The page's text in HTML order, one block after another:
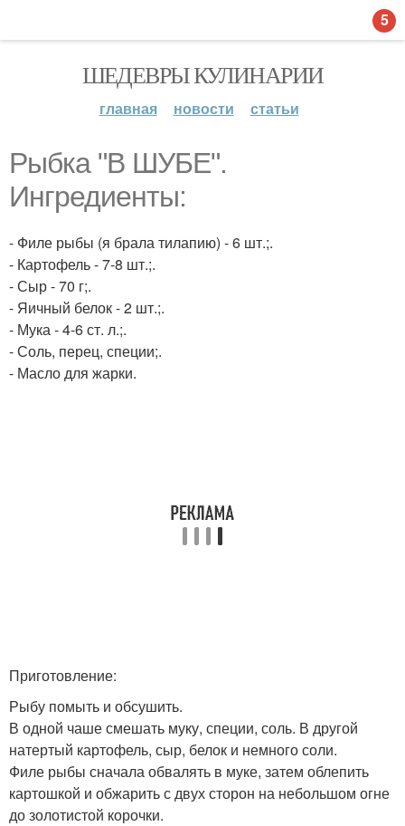
ШЕДЕВРЫ КУЛИНАРИИ
главная новости статьи
Рыбка "В ШУБЕ".
Ингредиенты:
- Филе рыбы (я брала тилапию) - 6 шт.;.
- Картофель - 7-8 шт.;.
- Сыр - 70 г;.
- Яичный белок - 2 шт.;.
- Мука - 4-6 ст. л.;.
- Соль, перец, специи;.
- Масло для жарки.
Приготовление:
Рыбу помыть и обсушить.
В одной чаше смешать муку, специи, соль. В другой
натертый картофель, сыр, белок и немного соли.
Филе рыбы сначала обвалять в муке, затем облепить
картошкой и обжарить с двух сторон на небольшом огне
до золотистой корочки.
5